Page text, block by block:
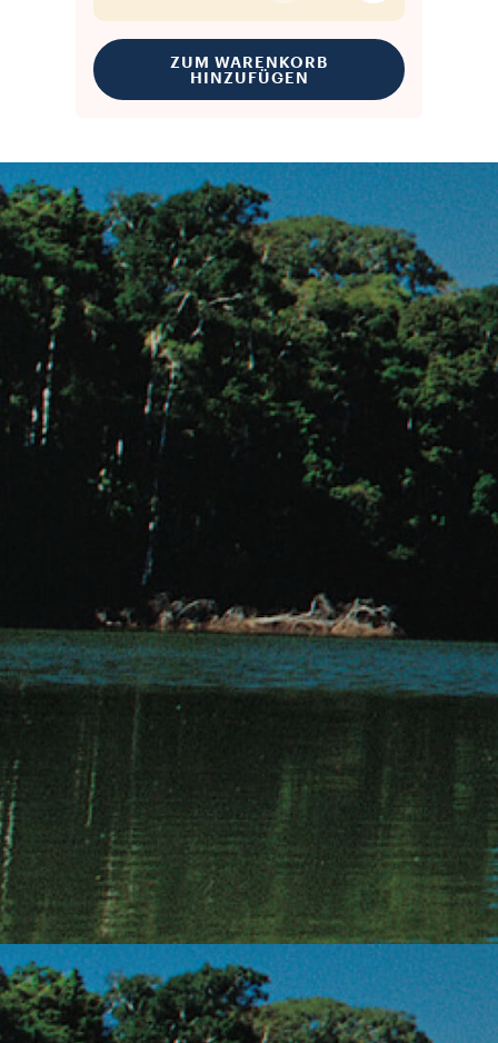
ZUM WARENKORB
HINZUFÜGEN